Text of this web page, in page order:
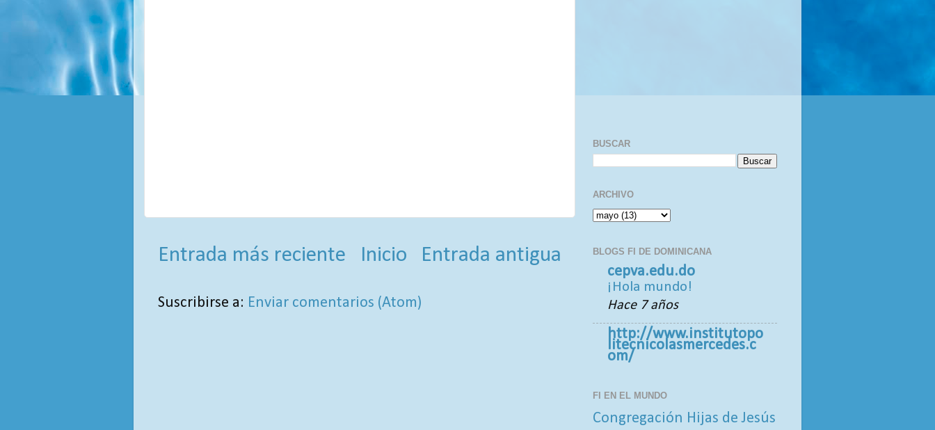
Entrada más reciente Entrada antigua
Inicio
Suscribirse a: Enviar comentarios (Atom)
BUSCAR
ARCHIVO
BLOGS FI DE DOMINICANA
cepva.edu.do
¡Hola mundo!
Hace 7 años
http://www.institutopo
litecnicolasmercedes.c
om/
FI EN EL MUNDO
Congregación Hijas de Jesús